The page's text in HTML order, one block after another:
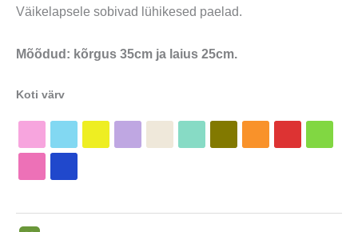
Väikelapsele sobivad lühikesed paelad.
Mõõdud: kõrgus 35cm ja laius 25cm.
Koti värv